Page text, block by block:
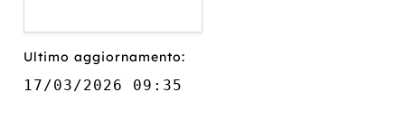
Ultimo aggiornamento:
17/03/2026 09:35